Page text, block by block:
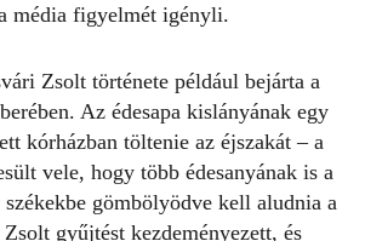
média figyelmét igényli.
Zsolt története például bejárta a
Az édesapa kislányának egy
kórházban töltenie az éjszakát – a
vele, hogy több édesanyának is a
gömbölyödve kell aludnia a
gyűjtést kezdeményezett, és